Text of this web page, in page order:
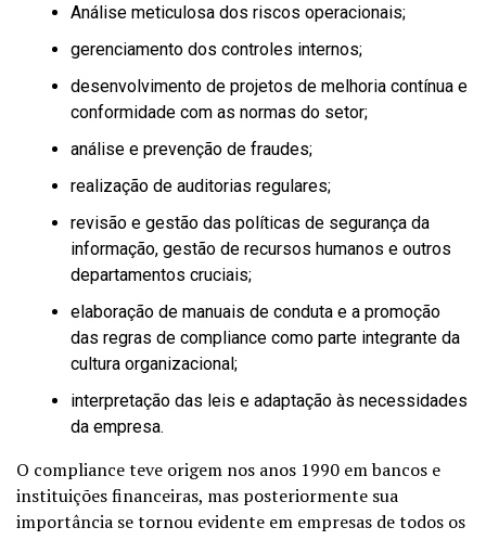
Análise meticulosa dos riscos operacionais;
gerenciamento dos controles internos;
desenvolvimento de projetos de melhoria contínua e
conformidade com as normas do setor;
análise e prevenção de fraudes;
realização de auditorias regulares;
revisão e gestão das políticas de segurança da
informação, gestão de recursos humanos e outros
departamentos cruciais;
elaboração de manuais de conduta e a promoção
das regras de compliance como parte integrante da
cultura organizacional;
interpretação das leis e adaptação às necessidades
da empresa.
O compliance teve origem nos anos 1990 em bancos e
instituições financeiras, mas posteriormente sua
importância se tornou evidente em empresas de todos os